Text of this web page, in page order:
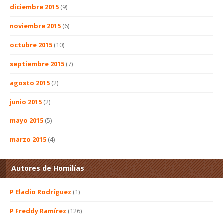
diciembre 2015 (9)
noviembre 2015 (6)
octubre 2015 (10)
septiembre 2015 (7)
agosto 2015 (2)
junio 2015 (2)
mayo 2015 (5)
marzo 2015 (4)
Autores de Homilías
P Eladio Rodríguez (1)
P Freddy Ramírez (126)